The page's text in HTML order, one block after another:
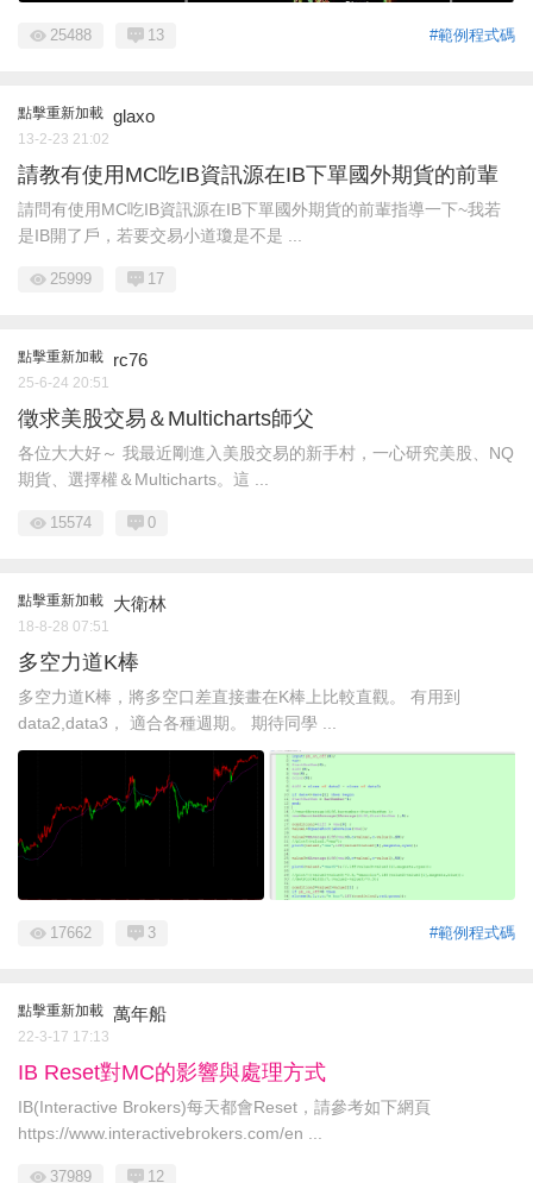
#範例程式碼
25488 13
點擊重新加載 glaxo
13-2-23 21:02
請教有使用MC吃IB資訊源在IB下單國外期貨的前輩
請問有使用MC吃IB資訊源在IB下單國外期貨的前輩指導一下~我若
是IB開了戶，若要交易小道瓊是不是 ...
25999 17
點擊重新加載 rc76
25-6-24 20:51
徵求美股交易＆Multicharts師父
各位大大好～ 我最近剛進入美股交易的新手村，一心研究美股、NQ
期貨、選擇權＆Multicharts。這 ...
15574 0
點擊重新加載 大衛林
18-8-28 07:51
多空力道K棒
多空力道K棒，將多空口差直接畫在K棒上比較直觀。 有用到
data2,data3， 適合各種週期。 期待同學 ...
#範例程式碼
17662 3
點擊重新加載 萬年船
22-3-17 17:13
IB Reset對MC的影響與處理方式
IB(Interactive Brokers)每天都會Reset，請參考如下網頁
https://www.interactivebrokers.com/en ...
37989 12